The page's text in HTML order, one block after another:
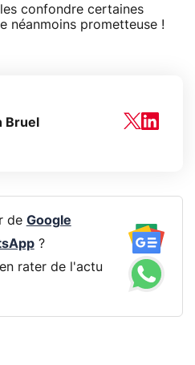
confondre certaines
néanmoins prometteuse !
Bruel
de Google
?
rater de l'actu